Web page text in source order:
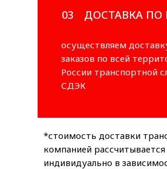
ДОСТАВКА ПО
03
осуществляем
заказов по всей
России транспортной
СДЭК
*стоимость доставки
компанией рассчитывается
индивидуально в